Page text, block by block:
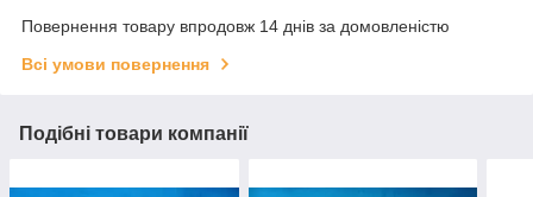
Повернення товару впродовж 14 днів за домовленістю
Всі умови повернення
Подібні товари компанії